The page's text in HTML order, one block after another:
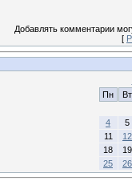
Добавлять комментарии
[
Пн
Вт
4
5
11
12
18
19
25
26